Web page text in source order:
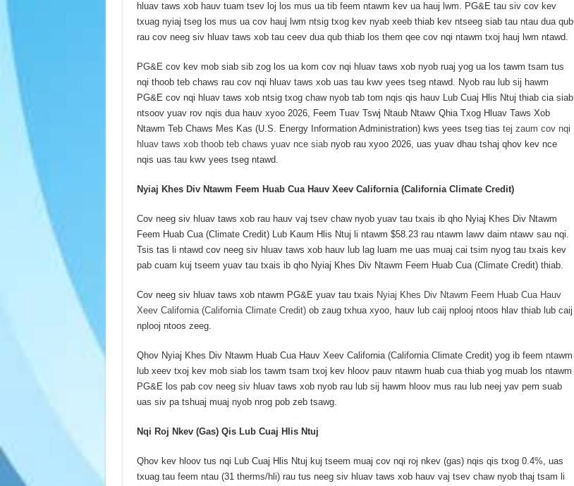
hluav taws xob hauv tuam tsev loj los mus ua tib feem ntawm kev ua hauj lwm. PG&E tau siv cov kev
txuag nyiaj tseg los mus ua cov hauj lwm ntsig txog kev nyab xeeb thiab kev ntseeg siab tau ntau dua qub
rau cov neeg siv hluav taws xob tau ceev dua qub thiab los them qee cov nqi ntawm txoj hauj lwm ntawd.
PG&E cov kev mob siab sib zog los ua kom cov nqi hluav taws xob nyob ruaj yog ua los tawm tsam tus
nqi thoob teb chaws rau cov nqi hluav taws xob uas tau kwv yees tseg ntawd. Nyob rau lub sij hawm
PG&E cov nqi hluav taws xob ntsig txog chaw nyob tab tom nqis qis hauv Lub Cuaj Hlis Ntuj thiab cia siab
ntsoov yuav rov nqis dua hauv xyoo 2026, Feem Tuav Tswj Ntaub Ntawv Qhia Txog Hluav Taws Xob
Ntawm Teb Chaws Mes Kas (U.S. Energy Information Administration) kws yees tseg tias tej zaum cov nqi
hluav taws xob thoob teb chaws yuav nce siab nyob rau xyoo 2026, uas yuav dhau tshaj qhov kev nce
nqis uas tau kwv yees tseg ntawd.
Nyiaj Khes Div Ntawm Feem Huab Cua Hauv Xeev California (California Climate Credit)
Cov neeg siv hluav taws xob rau hauv vaj tsev chaw nyob yuav tau txais ib qho Nyiaj Khes Div Ntawm
Feem Huab Cua (Climate Credit) Lub Kaum Hlis Ntuj li ntawm $58.23 rau ntawm lawv daim ntawv sau nqi.
Tsis tas li ntawd cov neeg siv hluav taws xob hauv lub lag luam me uas muaj cai tsim nyog tau txais kev
pab cuam kuj tseem yuav tau txais ib qho Nyiaj Khes Div Ntawm Feem Huab Cua (Climate Credit) thiab.
Cov neeg siv hluav taws xob ntawm PG&E yuav tau txais Nyiaj Khes Div Ntawm Feem Huab Cua Hauv
Xeev California (California Climate Credit)ob zaug txhua xyoo, hauv lub caij nplooj ntoos hlav thiab lub caij
nplooj ntoos zeeg.
Qhov Nyiaj Khes Div Ntawm Huab Cua Hauv Xeev California (California Climate Credit) yog ib feem ntawm
lub xeev txoj kev mob siab los tawm tsam txoj kev hloov pauv ntawm huab cua thiab yog muab los ntawm
PG&E los pab cov neeg siv hluav taws xob nyob rau lub sij hawm hloov mus rau lub neej yav pem suab
uas siv pa tshuaj muaj nyob nrog pob zeb tsawg.
Nqi Roj Nkev (Gas) Qis Lub Cuaj Hlis Ntuj
Qhov kev hloov tus nqi Lub Cuaj Hlis Ntuj kuj tseem muaj cov nqi roj nkev (gas) nqis qis txog 0.4%, uas
txuag tau feem ntau (31 therms/hli) rau tus neeg siv hluav taws xob hauv vaj tsev chaw nyob thaj tsam li